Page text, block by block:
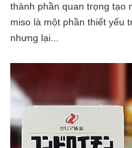
thành phần quan trọng tạo
miso là một phần thiết yếu
nhưng lại...